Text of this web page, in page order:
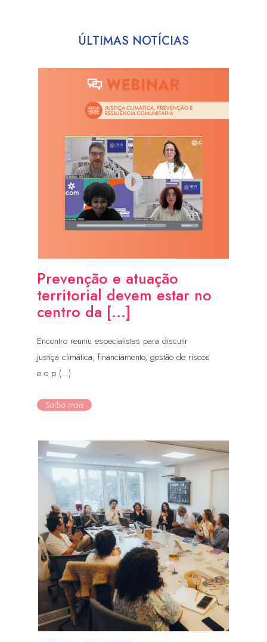
ÚLTIMAS NOTÍCIAS
Prevenção e atuação
territorial devem estar no
centro da [...]
Encontro reuniu especialistas para discutir
justiça climática, financiamento, gestão de riscos
e o p (...)
Saiba mais